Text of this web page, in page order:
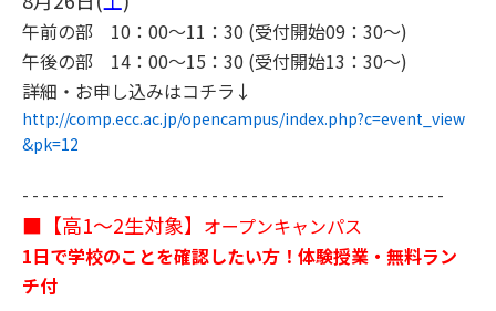
午前の部 10：00～11：30 (受付開始09：30～)
午後の部 14：00～15：30 (受付開始13：30～)
詳細・お申し込みはコチラ↓
http://comp.ecc.ac.jp/opencampus/index.php?c=event_view
&pk=12
- - - - - - - - - - - - - - - - - - - - - - - - - - - -- - - - - - - - - - - - - - - ​
■【高1～2生対象】 オープンキャンパス
1日で学校のことを確認したい方！体験授業・無料ラン
チ付